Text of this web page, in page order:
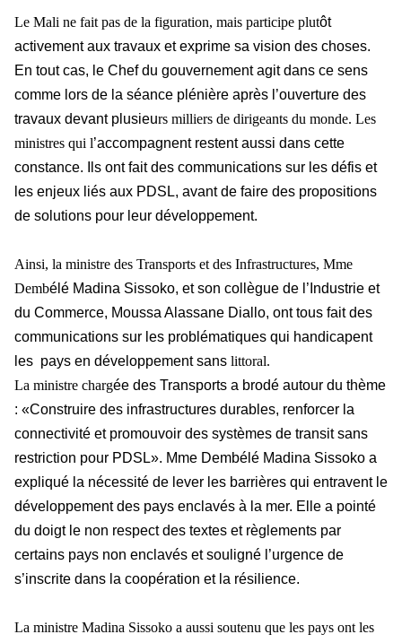
Le Mali ne fait pas de la figuration, mais participe plutôt
activement aux travaux et exprime sa vision des choses.
En tout cas, le Chef du gouvernement agit dans ce sens
comme lors de la séance plénière après l’ouverture des
travaux devant plusieurs milliers de dirigeants du monde. Les
ministres qui l’accompagnent restent aussi dans cette
constance. Ils ont fait des communications sur les défis et
les enjeux liés aux PDSL, avant de faire des propositions
de solutions pour leur développement.
Ainsi, la ministre des Transports et des Infrastructures, Mme
Dembélé Madina Sissoko, et son collègue de l’Industrie et
du Commerce, Moussa Alassane Diallo, ont tous fait des
communications sur les problématiques qui handicapent
les pays en développement sans littoral.
La ministre chargée des Transports a brodé autour du thème
: «Construire des infrastructures durables, renforcer la
connectivité et promouvoir des systèmes de transit sans
restriction pour PDSL». Mme Dembélé Madina Sissoko a
expliqué la nécessité de lever les barrières qui entravent le
développement des pays enclavés à la mer. Elle a pointé
du doigt le non respect des textes et règlements par
certains pays non enclavés et souligné l’urgence de
s’inscrite dans la coopération et la résilience.
La ministre Madina Sissoko a aussi soutenu que les pays ont les